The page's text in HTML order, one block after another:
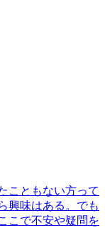
こともない方って
興味はある。でも
こで不安や疑問を